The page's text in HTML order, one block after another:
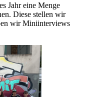
Jahr eine Menge
Diese stellen wir
wir Miniinterviews